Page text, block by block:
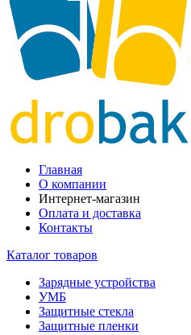
Главная
О компании
Интернет-магазин
Оплата и доставка
Контакты
Каталог товаров
Зарядные устройства
УМБ
Защитные стекла
Защитные пленки